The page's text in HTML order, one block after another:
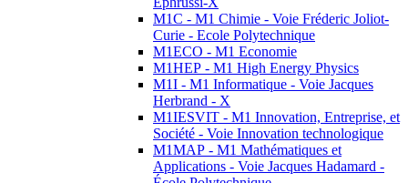
M1C - M1 Chimie - Voie Fréderic Joliot-
Curie - Ecole Polytechnique
M1ECO - M1 Economie
M1HEP - M1 High Energy Physics
M1I - M1 Informatique - Voie Jacques
Herbrand - X
M1IESVIT - M1 Innovation, Entreprise, et
Société - Voie Innovation technologique
M1MAP - M1 Mathématiques et
Applications - Voie Jacques Hadamard -